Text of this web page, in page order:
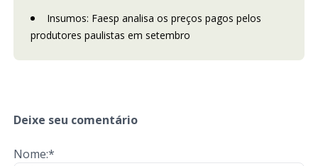
Insumos: Faesp analisa os preços pagos pelos
produtores paulistas em setembro
Deixe seu comentário
Nome:*